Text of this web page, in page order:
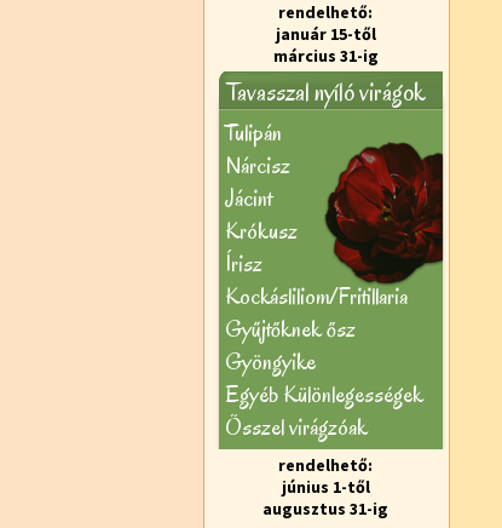
rendelhető:
január 15-től
március 31-ig
Tavasszal nyíló virágok
Tulipán
Nárcisz
Jácint
Krókusz
Írisz
Kockásliliom/Fritillaria
Gyűjtőknek ősz
Gyöngyike
Egyéb Különlegességek
Õsszel virágzóak
rendelhető:
június 1-től
augusztus 31-ig